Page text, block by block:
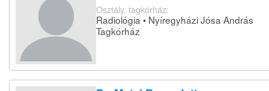
Osztály, tagkórház:
Radiológia • Nyíregyházi Jósa András
Tagkórház